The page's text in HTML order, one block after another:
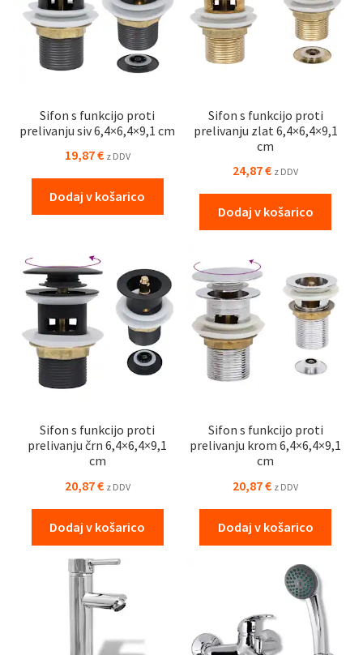
Sifon s funkcijo proti
prelivanju siv 6,4×6,4×9,1 cm
19,87€ z DDV
Dodaj v košarico
Sifon s funkcijo proti
prelivanju zlat 6,4×6,4×9,1
cm
24,87€ z DDV
Dodaj v košarico
Sifon s funkcijo proti
prelivanju črn 6,4×6,4×9,1
cm
20,87€ z DDV
Dodaj v košarico
Sifon s funkcijo proti
prelivanju krom 6,4×6,4×9,1
cm
20,87€ z DDV
Dodaj v košarico